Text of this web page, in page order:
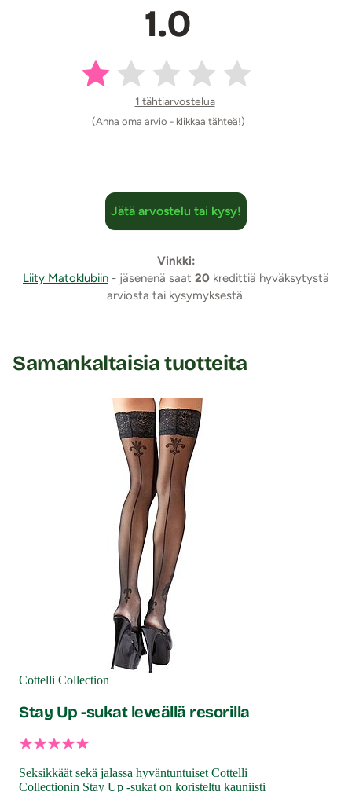
1.0
1 tähtiarvostelua
(Anna oma arvio - klikkaa tähteä!)
Jätä arvostelu tai kysy!
Vinkki:
Liity Matoklubiin - jäsenenä saat 20 kredittiä hyväksytystä
arviosta tai kysymyksestä.
Samankaltaisia tuotteita
Cottelli Collection
Stay Up -sukat leveällä resorilla
Seksikkäät sekä jalassa hyväntuntuiset Cottelli
Collectionin Stay Up -sukat on koristeltu kauniisti